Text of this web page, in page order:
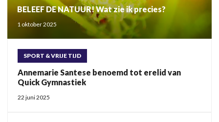
BELEEF DE NATUUR! Wat zie ik precies?
1 oktober 2025
SPORT & VRIJE TIJD
Annemarie Santese benoemd tot erelid van
Quick Gymnastiek
22 juni 2025